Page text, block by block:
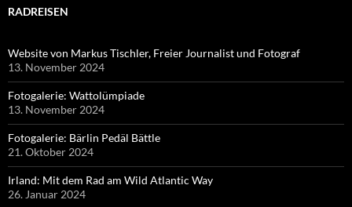
RADREISEN
Website von Markus Tischler, Freier Journalist und Fotograf
13. November 2024
Fotogalerie: Wattolümpiade
13. November 2024
Fotogalerie: Bärlin Pedäl Bättle
21. Oktober 2024
Irland: Mit dem Rad am Wild Atlantic Way
26. Januar 2024